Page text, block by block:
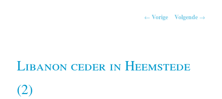
← Vorige Volgende →
Libanon ceder in Heemstede
(2)